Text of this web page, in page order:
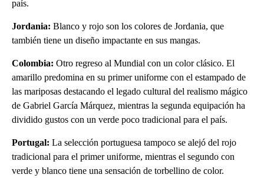
país.
Jordania: Blanco y rojo son los colores de Jordania, que
también tiene un diseño impactante en sus mangas.
Colombia: Otro regreso al Mundial con un color clásico. El
amarillo predomina en su primer uniforme con el estampado de
las mariposas destacando el legado cultural del realismo mágico
de Gabriel García Márquez, mientras la segunda equipación ha
dividido gustos con un verde poco tradicional para el país.
Portugal: La selección portuguesa tampoco se alejó del rojo
tradicional para el primer uniforme, mientras el segundo con
verde y blanco tiene una sensación de torbellino de color.